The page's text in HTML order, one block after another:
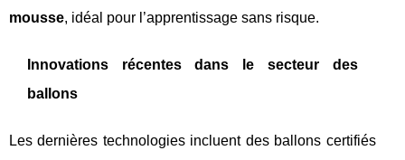
mousse, idéal pour l’apprentissage sans risque.
Innovations récentes dans le secteur des
ballons
Les dernières technologies incluent des ballons certifiés